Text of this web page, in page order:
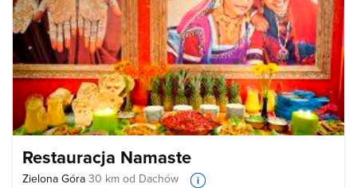
Restauracja Namaste
Zielona Góra 30 km od Dachów